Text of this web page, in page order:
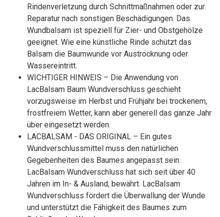
Rindenverletzung durch Schnittmaßnahmen oder zur
Reparatur nach sonstigen Beschädigungen. Das
Wundbalsam ist speziell für Zier- und Obstgehölze
geeignet. Wie eine künstliche Rinde schützt das
Balsam die Baumwunde vor Austrocknung oder
Wassereintritt.
WICHTIGER HINWEIS – Die Anwendung von
LacBalsam Baum Wundverschluss geschieht
vorzugsweise im Herbst und Frühjahr bei trockenem,
frostfreiem Wetter, kann aber generell das ganze Jahr
über eingesetzt werden.
LACBALSAM - DAS ORIGINAL – Ein gutes
Wundverschlussmittel muss den natürlichen
Gegebenheiten des Baumes angepasst sein.
LacBalsam Wundverschluss hat sich seit über 40
Jahren im In- & Ausland, bewährt. LacBalsam
Wundverschluss fördert die Überwallung der Wunde
und unterstützt die Fähigkeit des Baumes zum